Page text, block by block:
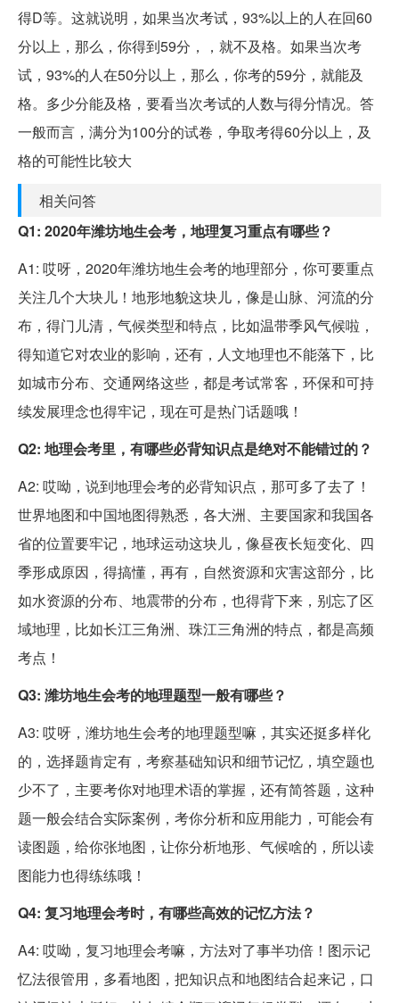
得D等。这就说明，如果当次考试，93%以上的人在回60
分以上，那么，你得到59分，，就不及格。如果当次考
试，93%的人在50分以上，那么，你考的59分，就能及
格。多少分能及格，要看当次考试的人数与得分情况。答
一般而言，满分为100分的试卷，争取考得60分以上，及
格的可能性比较大
相关问答
Q1: 2020年潍坊地生会考，地理复习重点有哪些？
A1: 哎呀，2020年潍坊地生会考的地理部分，你可要重点
关注几个大块儿！地形地貌这块儿，像是山脉、河流的分
布，得门儿清，气候类型和特点，比如温带季风气候啦，
得知道它对农业的影响，还有，人文地理也不能落下，比
如城市分布、交通网络这些，都是考试常客，环保和可持
续发展理念也得牢记，现在可是热门话题哦！
Q2: 地理会考里，有哪些必背知识点是绝对不能错过的？
A2: 哎呦，说到地理会考的必背知识点，那可多了去了！
世界地图和中国地图得熟悉，各大洲、主要国家和我国各
省的位置要牢记，地球运动这块儿，像昼夜长短变化、四
季形成原因，得搞懂，再有，自然资源和灾害这部分，比
如水资源的分布、地震带的分布，也得背下来，别忘了区
域地理，比如长江三角洲、珠江三角洲的特点，都是高频
考点！
Q3: 潍坊地生会考的地理题型一般有哪些？
A3: 哎呀，潍坊地生会考的地理题型嘛，其实还挺多样化
的，选择题肯定有，考察基础知识和细节记忆，填空题也
少不了，主要考你对地理术语的掌握，还有简答题，这种
题一般会结合实际案例，考你分析和应用能力，可能会有
读图题，给你张地图，让你分析地形、气候啥的，所以读
图能力也得练练哦！
Q4: 复习地理会考时，有哪些高效的记忆方法？
A4: 哎呦，复习地理会考嘛，方法对了事半功倍！图示记
忆法很管用，多看地图，把知识点和地图结合起来记，口